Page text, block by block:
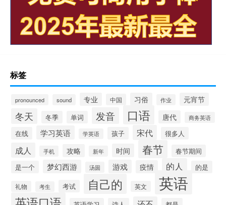
标签
pronounced sound 专业 中国 习俗 作业 元宵节
冬天 冬季 单词 发音 口语 唐代 商务英语
在线 学习英语 学英语 孩子 宋代 很多人
成人 手机 攻略 新年 时间 春节
春节期间
是一个
梦幻西游 汤圆 游戏 疫情 的人 的是
礼物 考生 考试 自己的 英文 英语